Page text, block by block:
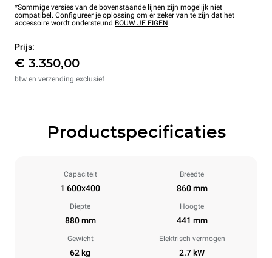
*Sommige versies van de bovenstaande lijnen zijn mogelijk niet
compatibel. Configureer je oplossing om er zeker van te zijn dat het
accessoire wordt ondersteund.BOUW JE EIGEN
Prijs:
€ 3.350,00
btw en verzending exclusief
Productspecificaties
Capaciteit
1 600x400
Breedte
860 mm
Diepte
880 mm
Hoogte
441 mm
Gewicht
62 kg
Elektrisch vermogen
2.7 kW